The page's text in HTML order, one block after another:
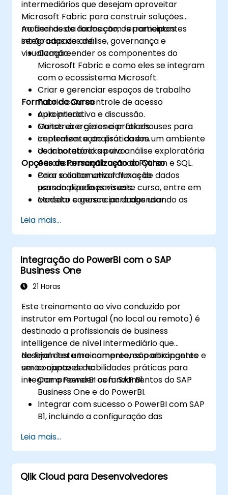
intermediários que desejam aproveitar
Microsoft Fabric para construir soluções
modernas de dados com ferramentas
integradas de análise, governança e
visualização.
Ao final desta formação, os participantes
serão capazes de:
Compreender os componentes do
Microsoft Fabric e como eles se integram
com o ecossistema Microsoft.
Criar e gerenciar espaços de trabalho
Fabric com controle de acesso
apropriado.
Construir e gerenciar Lakehouses para
centralizar e analisar dados.
Usar notebooks para análise exploratória
e transformação usando Python e SQL.
Criar e automatizar fluxos de dados
usando pipelines visuais.
Modelar e gerenciar dados usando as
Semântico.
Projetar e publicar painéis interativos
com o Power BI no Fabric.
Formato do Curso
Aula interativa e discussão.
Muitos exercícios e práticas.
Implementação prática em um ambiente
de laboratório ao vivo.
Opções de Personalização do Curso
Para solicitar uma formação
personalizada para este curso, entre em
contato conosco para agendar.
Leia mais...
Integração do PowerBI com o SAP
Business One
21 Horas
Este treinamento ao vivo conduzido por
instrutor em Portugal (no local ou remoto) é
destinado a profissionais de business
intelligence de nível intermediário que
desejam ter uma compreensão abrangente e
um conjunto de habilidades práticas para
integrar o PowerBI com SAP B1.
No final deste treinamento, os participantes
serão capazes de:
Compreender os fundamentos do SAP
Business One e do PowerBI.
Integrar com sucesso o PowerBI com SAP
B1, incluindo a configuração das
Extrair dados de forma eficiente do SAP B1
e transformá-los no PowerBI para uma
análise eficaz.
Criar relatórios e dashboards dinâmicos e
Leia mais...
Qlik Cloud para Desenvolvedores